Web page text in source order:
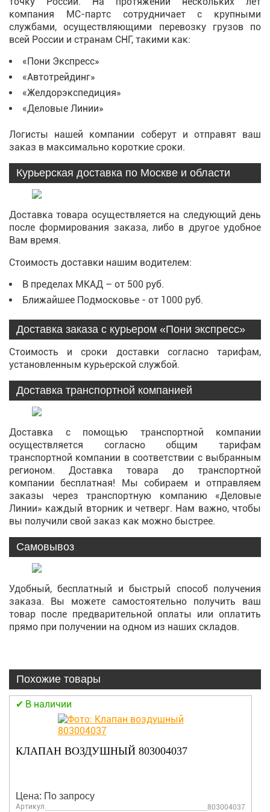
компания МС-партс сотрудничает с крупными
службами, осуществляющими перевозку грузов по
всей России и странам СНГ, такими как:
«Пони Экспресс»
«Автотрейдинг»
«Желдорэкспедиция»
«Деловые Линии»
Логисты нашей компании соберут и отправят ваш
заказ в максимально короткие сроки.
Курьерская доставка по Москве и области
Доставка товара осуществляется на следующий день
после формирования заказа, либо в другое удобное
Вам время.
Стоимость доставки нашим водителем:
В пределах МКАД – от 500 руб.
Ближайшее Подмосковье - от 1000 руб.
Доставка заказа с курьером «Пони экспресс»
Стоимость и сроки доставки согласно тарифам,
установленным курьерской службой.
Доставка транспортной компанией
Доставка с помощью транспортной компании
осуществляется согласно общим тарифам
транспортной компании в соответствии с выбранным
регионом. Доставка товара до транспортной
компании бесплатная! Мы собираем и отправляем
заказы через транспортную компанию «Деловые
Линии» каждый вторник и четверг. Нам важно, чтобы
вы получили свой заказ как можно быстрее.
Самовывоз
Удобный, бесплатный и быстрый способ получения
заказа. Вы можете самостоятельно получить ваш
товар после предварительной оплаты или оплатить
прямо при получении на одном из наших складов.
Похожие товары
В наличии
КЛАПАН ВОЗДУШНЫЙ 803004037
Цена: По запросу
Артикул 803004037